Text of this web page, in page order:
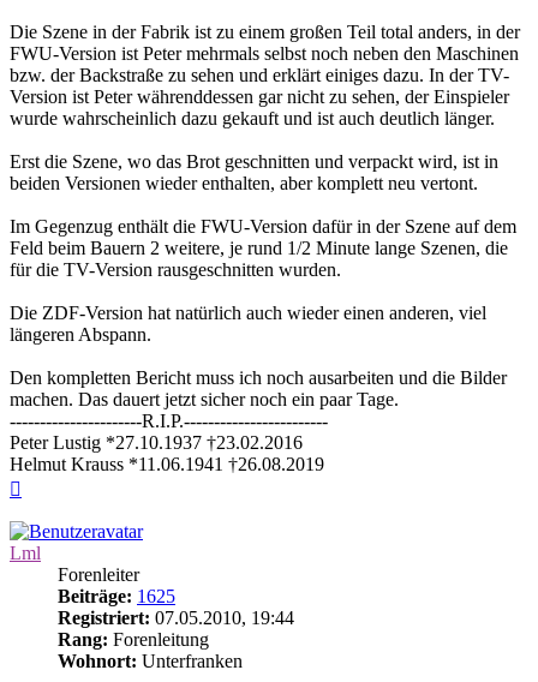
Die Szene in der Fabrik ist zu einem großen Teil total anders, in der
FWU-Version ist Peter mehrmals selbst noch neben den Maschinen
bzw. der Backstraße zu sehen und erklärt einiges dazu. In der TV-
Version ist Peter währenddessen gar nicht zu sehen, der Einspieler
wurde wahrscheinlich dazu gekauft und ist auch deutlich länger.
Erst die Szene, wo das Brot geschnitten und verpackt wird, ist in
beiden Versionen wieder enthalten, aber komplett neu vertont.
Im Gegenzug enthält die FWU-Version dafür in der Szene auf dem
Feld beim Bauern 2 weitere, je rund 1/2 Minute lange Szenen, die
für die TV-Version rausgeschnitten wurden.
Die ZDF-Version hat natürlich auch wieder einen anderen, viel
längeren Abspann.
Den kompletten Bericht muss ich noch ausarbeiten und die Bilder
machen. Das dauert jetzt sicher noch ein paar Tage.
----------------------R.I.P.------------------------
Peter Lustig *27.10.1937 †23.02.2016
Helmut Krauss *11.06.1941 †26.08.2019
Lml
Forenleiter
Beiträge: 1625
Registriert: 07.05.2010, 19:44
Rang: Forenleitung
Wohnort: Unterfranken